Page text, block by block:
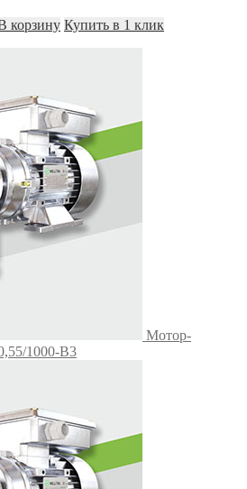
корзину Купить в 1 клик
Мотор-
1000-B3